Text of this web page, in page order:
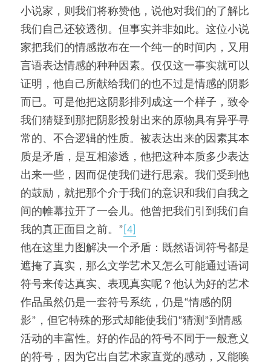
小说家，则我们将称赞他，说他对我们的了解比
我们自己还较透彻。但事实并非如此。这位小说
家把我们的情感散布在一个纯一的时间内，又用
言语表达情感的种种因素。仅仅这一事实就可以
证明，他自己所献给我们的也不过是情感的阴影
而已。可是他把这阴影排列成这一个样子，致令
我们猜疑到那把阴影投射出来的原物具有异乎寻
常的、不合逻辑的性质。被表达出来的因素其本
质是矛盾，是互相渗透，他把这种本质多少表达
出来一些，因而促使我们进行思索。我们受到他
的鼓励，就把那个介于我们的意识和我们自我之
间的帷幕拉开了一会儿。他曾把我们引到我们自
我的真正面目之前。” [4]
他在这里力图解决一个矛盾：既然语词符号都是
遮掩了真实，那么文学艺术又怎么可能通过语词
符号来传达真实、表现真实呢？他认为好的艺术
作品虽然仍是一套符号系统，仍是“情感的阴
影”，但它特殊的形式却能使我们“猜测”到情感
活动的丰富性。好的作品的符号不同于一般意义
的符号，因为它出自艺术家直觉的感动，又能唤